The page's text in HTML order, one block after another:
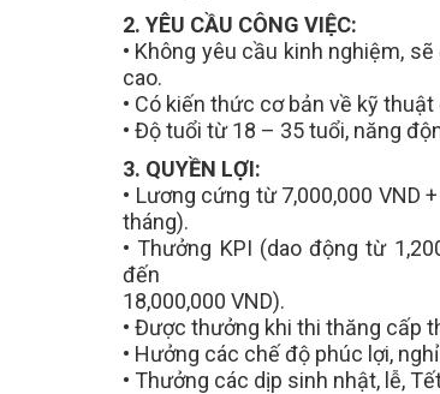
2. YÊU CẦU CÔNG VIỆC:
• Không yêu cầu kinh nghiệm,
cao.
• Có kiến thức cơ bản về kỹ thuật
• Độ tuổi từ 18 – 35 tuổi, năng
3. QUYỀN LỢI:
• Lương cứng từ7,000,000 VND
tháng).
• Thưởng KPI (dao động từ
đến
18,000,000 VND).
• Được thưởng khi thi thăng cấp
• Hưởng các chế độ phúc lợi,
• Thưởng các dịp sinh nhật, lễ,